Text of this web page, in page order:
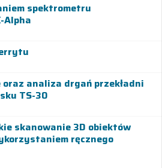
spektrometru
Alpha
analiza drgań przekładni
TS-30
skanowanie 3D obiektów
ręcznego